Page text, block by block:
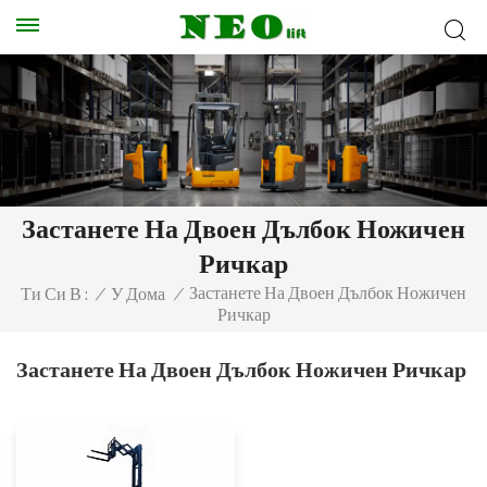
Застанете На Двоен Дълбок Ножичен
Ричкар
Ти Си В : / У Дома / Застанете На Двоен Дълбок Ножичен
Ричкар
Застанете На Двоен Дълбок Ножичен Ричкар